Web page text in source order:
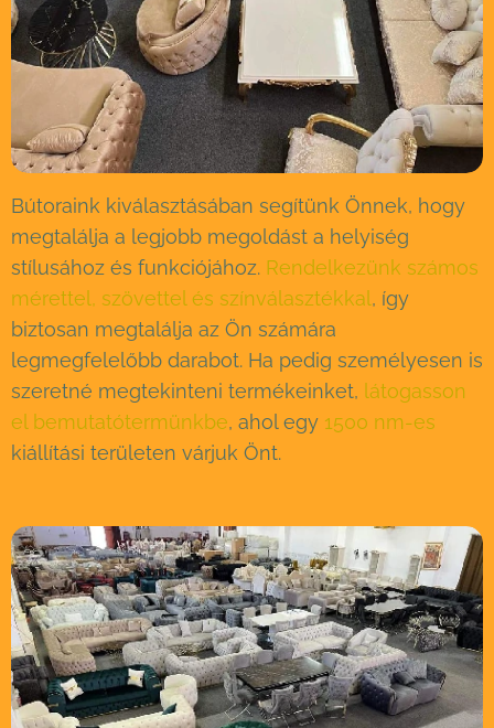
Bútoraink kiválasztásában segítünk Önnek, hogy
megtalálja a legjobb megoldást a helyiség
stílusához és funkciójához. Rendelkezünk számos
mérettel, szövettel és színválasztékkal , így
biztosan megtalálja az Ön számára
legmegfelelőbb darabot. Ha pedig személyesen is
szeretné megtekinteni termékeinket, látogasson
el bemutatótermünkbe, ahol egy 1500 nm-es
kiállítási területen várjuk Önt.